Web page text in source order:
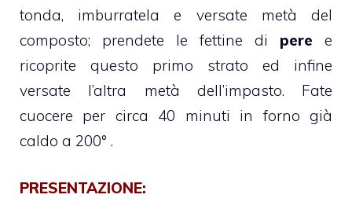
tonda, imburratela e versate metà del
composto; prendete le fettine di pere e
ricoprite questo primo strato ed infine
versate l’altra metà dell’impasto. Fate
cuocere per circa 40 minuti in forno già
caldo a 200° .
PRESENTAZIONE: